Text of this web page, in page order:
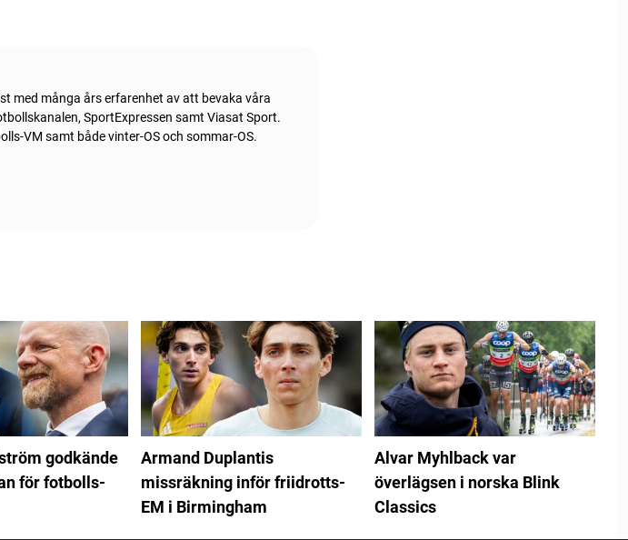
med många års erfarenhet av att bevaka våra
SportExpressen samt Viasat Sport.
VM samt både vinter-OS och sommar-OS.
godkände
för fotbolls-
Armand Duplantis
missräkning inför friidrotts-
EM i Birmingham
Alvar Myhlback var
överlägsen i norska Blink
Classics